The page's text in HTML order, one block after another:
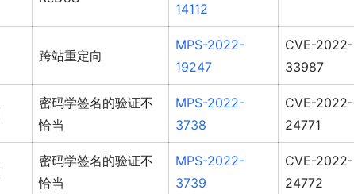
14112
跨站重定向
MPS-2022-
19247
CVE-2022-
33987
密码学签名的验证不
恰当
MPS-2022-
3738
CVE-2022-
24771
密码学签名的验证不
恰当
MPS-2022-
3739
CVE-2022-
24772